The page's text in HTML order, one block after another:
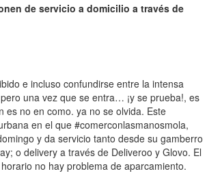
de servicio a domicilio a través de
e incluso confundirse entre la intensa
una vez que se entra… ¡y se prueba!, es
es no en como. ya no se olvida. Este
en el que #comerconlasmanosmola,
y da servicio tanto desde su gamberro
o delivery a través de Deliveroo y Glovo. El
horario no hay problema de aparcamiento.